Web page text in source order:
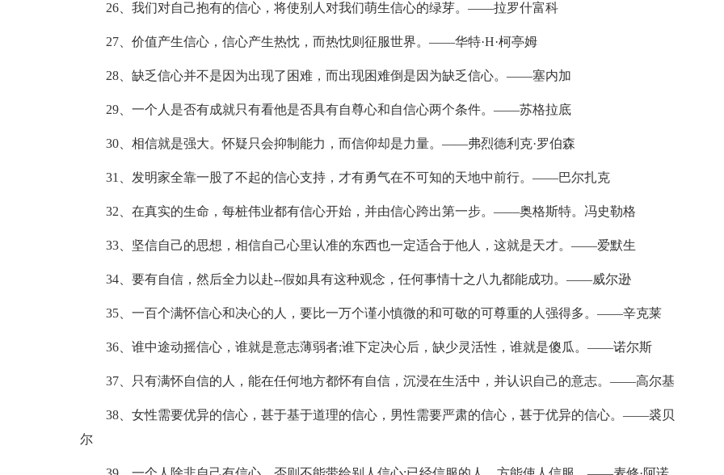
26、我们对自己抱有的信心，将使别人对我们萌生信心的绿芽。——拉罗什富科
27、价值产生信心，信心产生热忱，而热忱则征服世界。——华特·H·柯亭姆
28、缺乏信心并不是因为出现了困难，而出现困难倒是因为缺乏信心。——塞内加
29、一个人是否有成就只有看他是否具有自尊心和自信心两个条件。——苏格拉底
30、相信就是强大。怀疑只会抑制能力，而信仰却是力量。——弗烈德利克·罗伯森
31、发明家全靠一股了不起的信心支持，才有勇气在不可知的天地中前行。——巴尔扎克
32、在真实的生命，每桩伟业都有信心开始，并由信心跨出第一步。——奥格斯特。冯史勒格
33、坚信自己的思想，相信自己心里认准的东西也一定适合于他人，这就是天才。——爱默生
34、要有自信，然后全力以赴--假如具有这种观念，任何事情十之八九都能成功。——威尔逊
35、一百个满怀信心和决心的人，要比一万个谨小慎微的和可敬的可尊重的人强得多。——辛克莱
36、谁中途动摇信心，谁就是意志薄弱者;谁下定决心后，缺少灵活性，谁就是傻瓜。——诺尔斯
37、只有满怀自信的人，能在任何地方都怀有自信，沉浸在生活中，并认识自己的意志。——高尔基
38、女性需要优异的信心，甚于基于道理的信心，男性需要严肃的信心，甚于优异的信心。——裘贝
尔